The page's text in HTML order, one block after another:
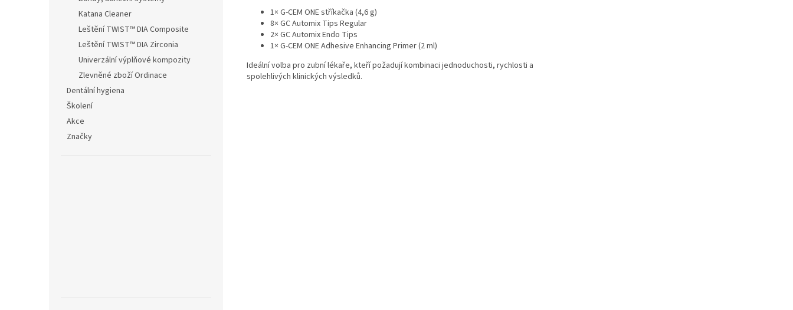
Katana Cleaner
Leštění TWIST™ DIA Composite
Leštění TWIST™ DIA Zirconia
Univerzální výplňové kompozity
Zlevněné zboží Ordinace
Dentální hygiena
Školení
Akce
Značky
1× G-CEM ONE stříkačka (4,6 g)
8× GC Automix Tips Regular
2× GC Automix Endo Tips
1× G-CEM ONE Adhesive Enhancing Primer (2 ml)
Ideální volba pro zubní lékaře, kteří požadují kombinaci jednoduchosti, rychlosti a
spolehlivých klinických výsledků.